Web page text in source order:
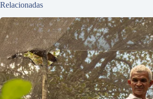
Relacionadas